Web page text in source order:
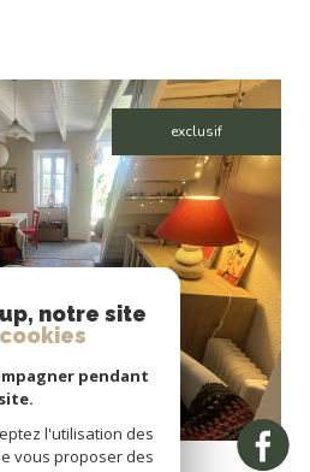
exclusif
LE BIEN
notre site
pendant
l'utilisation des
vous proposer des